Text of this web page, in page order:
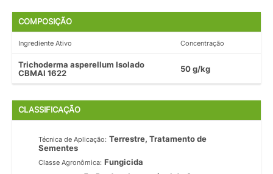
COMPOSIÇÃO
Ingrediente Ativo Concentração
Trichoderma asperellum Isolado
CBMAI 1622
50 g/kg
CLASSIFICAÇÃO
Técnica de Aplicação: Terrestre, Tratamento de
Sementes
Classe Agronômica: Fungicida